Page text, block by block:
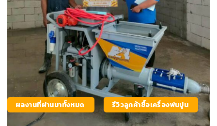
ผลงานที่ผ่านมาทั้งหมด รีวิวลูกค้าซื้อเครื่องพ่นปูน